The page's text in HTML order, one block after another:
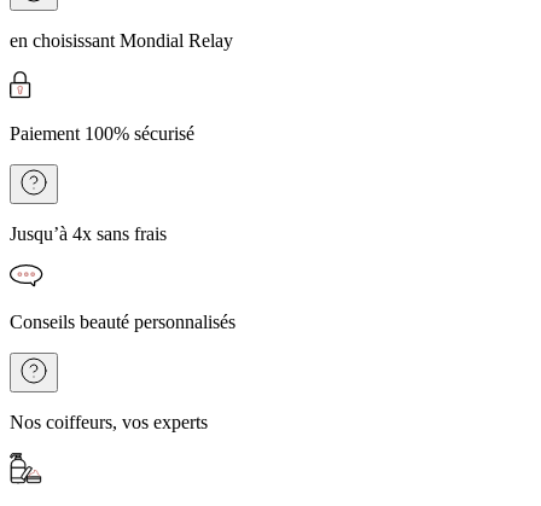
en choisissant Mondial Relay
Paiement 100% sécurisé
Jusqu’à 4x sans frais
Conseils beauté personnalisés
Nos coiffeurs, vos experts